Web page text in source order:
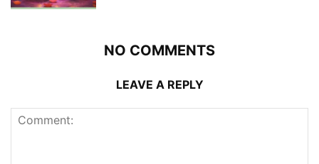
NO COMMENTS
LEAVE A REPLY